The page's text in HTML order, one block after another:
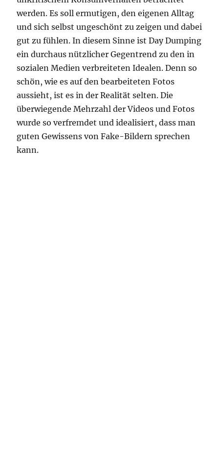
werden. Es soll ermutigen, den eigenen Alltag
und sich selbst ungeschönt zu zeigen und dabei
gut zu fühlen. In diesem Sinne ist Day Dumping
ein durchaus nützlicher Gegentrend zu den in
sozialen Medien verbreiteten Idealen. Denn so
schön, wie es auf den bearbeiteten Fotos
aussieht, ist es in der Realität selten. Die
überwiegende Mehrzahl der Videos und Fotos
wurde so verfremdet und idealisiert, dass man
guten Gewissens von Fake-Bildern sprechen
kann.